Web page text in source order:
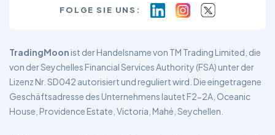
FOLGE SIE UNS:
TradingMoon ist der Handelsname von TM Trading Limited, die
von der Seychelles Financial Services Authority (FSA) unter der
Lizenz Nr. SD042 autorisiert und reguliert wird. Die eingetragene
Geschäftsadresse des Unternehmens lautet F2-2A, Oceanic
House, Providence Estate, Victoria, Mahé, Seychellen.